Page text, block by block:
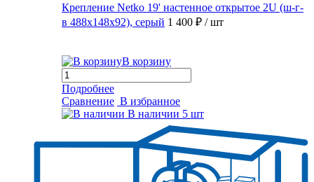
Крепление Netko 19' настенное открытое 2U (ш-г-
в 488х148х92), серый 1 400 ₽ / шт
В корзину
Подробнее
Сравнение В избранное
В наличии 5 шт